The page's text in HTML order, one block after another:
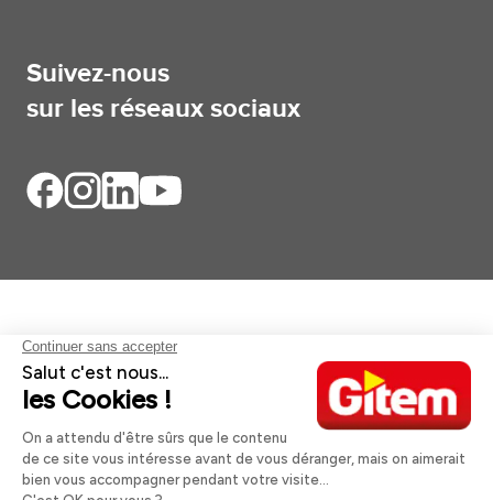
Suivez-nous
sur les réseaux sociaux
Aides et informations
Services
Informations légales